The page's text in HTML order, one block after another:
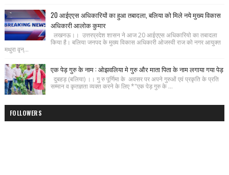
20 आईएएस अधिकारियों का हुआ तबादला, बलिया को मिले नये मुख्य विकास
अधिकारी आलोक कुमार
लखनऊ।। उत्तरप्रदेश शासन ने आज 20 आईएएस अधिकारियो का तबादला
किया है। बलिया जनपद के मुख्य विकास अधिकारी ओजस्वी राज को नगर आयुक्त
मथुरा वृन्...
एक पेड़ गुरु के नाम : ओझवलिया मे गुरु और माता पिता के नाम लगाया गया पेड़
दुबहड़ (बलिया) ।। गु रु पूर्णिमा के अवसर पर अपने गुरुओं एवं प्रकृति के प्रति
सम्मान व कृतज्ञता व्यक्त करने के लिए *"एक पेड़ गुरु के ...
FOLLOWERS